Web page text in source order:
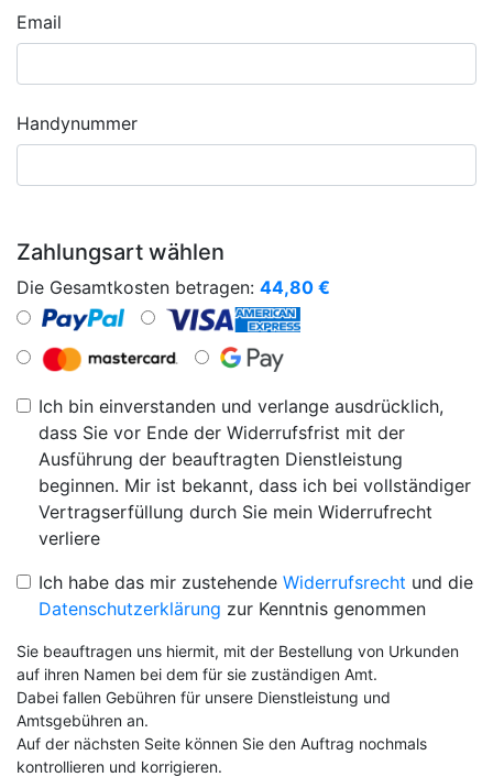
Email
Handynummer
Zahlungsart wählen
Die Gesamtkosten betragen: 44,80 €
Ich bin einverstanden und verlange ausdrücklich,
dass Sie vor Ende der Widerrufsfrist mit der
Ausführung der beauftragten Dienstleistung
beginnen. Mir ist bekannt, dass ich bei vollständiger
Vertragserfüllung durch Sie mein Widerrufrecht
verliere
Ich habe das mir zustehende Widerrufsrecht und die
Datenschutzerklärung zur Kenntnis genommen
Sie beauftragen uns hiermit, mit der Bestellung von Urkunden
auf ihren Namen bei dem für sie zuständigen Amt.
Dabei fallen Gebühren für unsere Dienstleistung und
Amtsgebühren an.
Auf der nächsten Seite können Sie den Auftrag nochmals
kontrollieren und korrigieren.